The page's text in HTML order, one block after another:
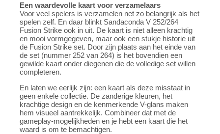
Een waardevolle kaart voor verzamelaars
Voor veel spelers is verzamelen net zo belangrijk als het
spelen zelf. En daar blinkt Sandaconda V 252/264
Fusion Strike ook in uit. De kaart is niet alleen krachtig
en mooi vormgegeven, maar ook een stukje historie uit
de Fusion Strike set. Door zijn plaats aan het einde van
de set (nummer 252 van 264) is het bovendien een
gewilde kaart onder diegenen die de volledige set willen
completeren.
En laten we eerlijk zijn: een kaart als deze misstaat in
geen enkele collectie. De zanderige kleuren, het
krachtige design en de kenmerkende V-glans maken
hem visueel aantrekkelijk. Combineer dat met de
gameplay-mogelijkheden en je hebt een kaart die het
waard is om te bemachtigen.